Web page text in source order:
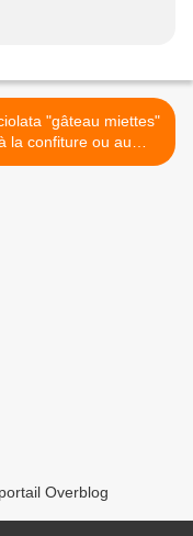
"gâteau miettes"
la confiture ou au
chocolat >
Overblog